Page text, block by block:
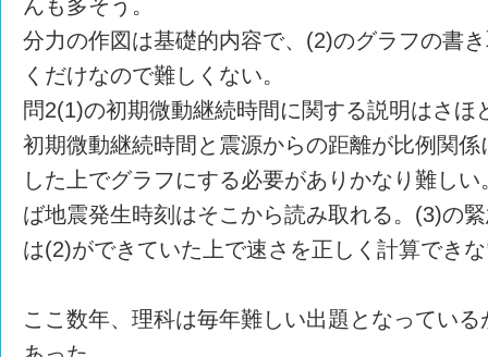
んも多そう。
分力の作図は基礎的内容で、(2)のグラフの書
くだけなので難しくない。
問2(1)の初期微動継続時間に関する説明はさほ
初期微動継続時間と震源からの距離が比例関
した上でグラフにする必要がありかなり難し
ば地震発生時刻はそこから読み取れる。(3)の
は(2)ができていた上で速さを正しく計算でき
ここ数年、理科は毎年難しい出題となってい